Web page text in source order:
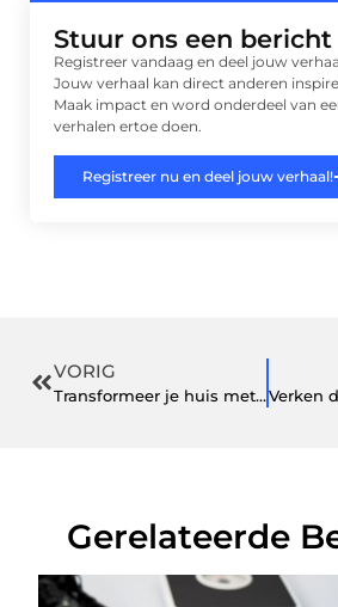
Stuur ons een bericht
Registreer vandaag en deel jouw
Jouw verhaal kan direct anderen
Maak impact en word onderdeel van
verhalen ertoe doen.
Registreer nu en deel jouw verhaal!
VORIG
Transformeer je huis met behanger in hellevoetsluis
Gerelateerde